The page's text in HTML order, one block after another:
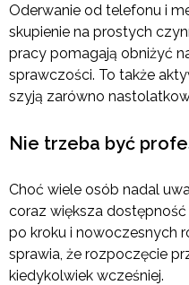
Oderwanie od telefonu i
skupienie na prostych
pracy pomagają obniżyć
sprawczości. To także
szyją zarówno
Nie trzeba być
Choć wiele osób nadal
coraz większa dostępność
po kroku i nowoczesnych
sprawia, że rozpoczęcie
kiedykolwiek wcześniej.